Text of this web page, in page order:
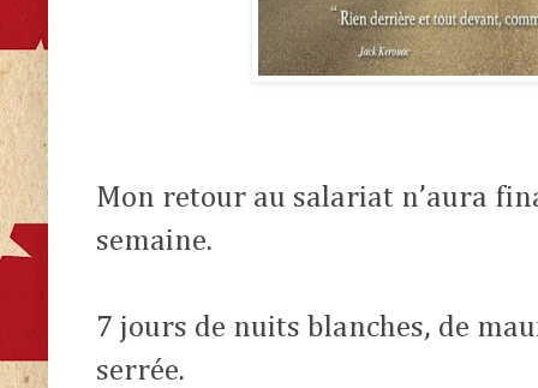
Mon retour au salariat n’aura
semaine.
7 jours de nuits blanches, de
serrée.